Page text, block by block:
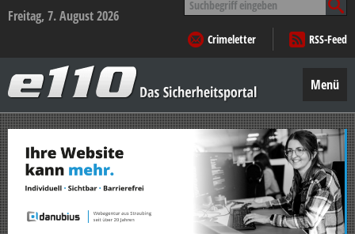
Freitag, 7. August 2026
nach:
Crimeletter
RSS-Feed
–
Das
Sicherheitsportal
Menü
Zum
Inhalt
springen